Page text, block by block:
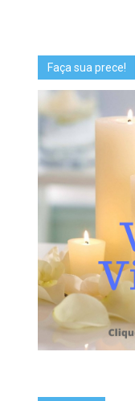
Faça sua prece!